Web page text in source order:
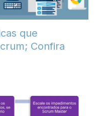
que
Confira